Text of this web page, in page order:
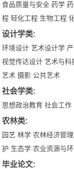
食品质量与安全 药学
程 轻化工程 生物工程
设计学类:
环境设计 艺术设计学
视觉传达设计 艺术与科
艺术 摄影 公共艺术
社会学类:
思想政治教育 社会工作
农林类:
园艺 林学 农林经济管理
护 生态学 农业资源与
毕业论文: